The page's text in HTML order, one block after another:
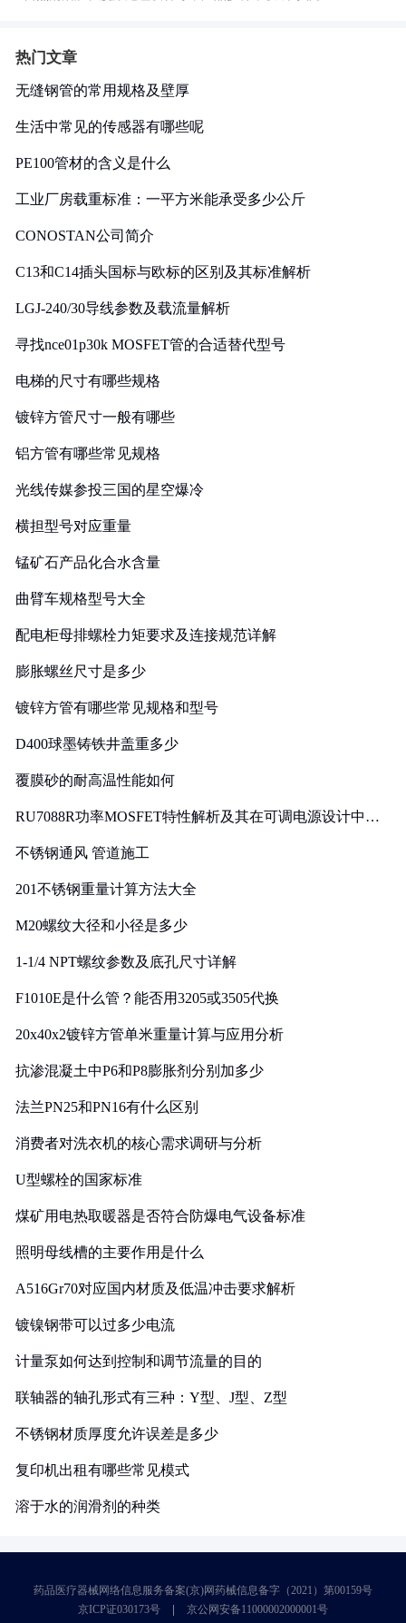
热门文章
无缝钢管的常用规格及壁厚
生活中常见的传感器有哪些呢
PE100管材的含义是什么
工业厂房载重标准：一平方米能承受多少公斤
CONOSTAN公司简介
C13和C14插头国标与欧标的区别及其标准解析
LGJ-240/30导线参数及载流量解析
寻找nce01p30k MOSFET管的合适替代型号
电梯的尺寸有哪些规格
镀锌方管尺寸一般有哪些
铝方管有哪些常见规格
光线传媒参投三国的星空爆冷
横担型号对应重量
锰矿石产品化合水含量
曲臂车规格型号大全
配电柜母排螺栓力矩要求及连接规范详解
膨胀螺丝尺寸是多少
镀锌方管有哪些常见规格和型号
D400球墨铸铁井盖重多少
覆膜砂的耐高温性能如何
RU7088R功率MOSFET特性解析及其在可调电源设计中的
不锈钢通风 管道施工
201不锈钢重量计算方法大全
M20螺纹大径和小径是多少
1-1/4 NPT螺纹参数及底孔尺寸详解
F1010E是什么管？能否用3205或3505代换
20x40x2镀锌方管单米重量计算与应用分析
抗渗混凝土中P6和P8膨胀剂分别加多少
法兰PN25和PN16有什么区别
消费者对洗衣机的核心需求调研与分析
U型螺栓的国家标准
煤矿用电热取暖器是否符合防爆电气设备标准
照明母线槽的主要作用是什么
A516Gr70对应国内材质及低温冲击要求解析
镀镍钢带可以过多少电流
计量泵如何达到控制和调节流量的目的
联轴器的轴孔形式有三种：Y型、J型、Z型
不锈钢材质厚度允许误差是多少
复印机出租有哪些常见模式
溶于水的润滑剂的种类
药品医疗器械网络信息服务备案(京)网药械信息备字（2021）第00159号
京ICP证030173号
京公网安备11000002000001号